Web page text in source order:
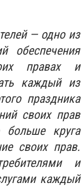
— одно из
обеспечения
правах и
каждый из
праздника
своих прав
больше круга
своих прав.
и
каждый